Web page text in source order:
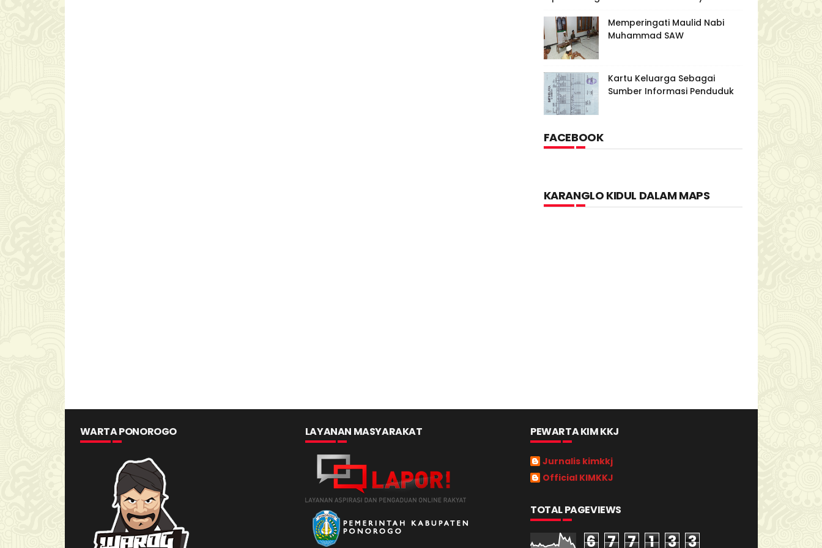
Memperingati Maulid Nabi
Muhammad SAW
Kartu Keluarga Sebagai
Sumber Informasi Penduduk
FACEBOOK
KARANGLO KIDUL DALAM MAPS
WARTA PONOROGO LAYANAN MASYARAKAT PEWARTA KIM KKJ
Jurnalis kimkkj
Official KIMKKJ
TOTAL PAGEVIEWS
6 7 7 1 3 3